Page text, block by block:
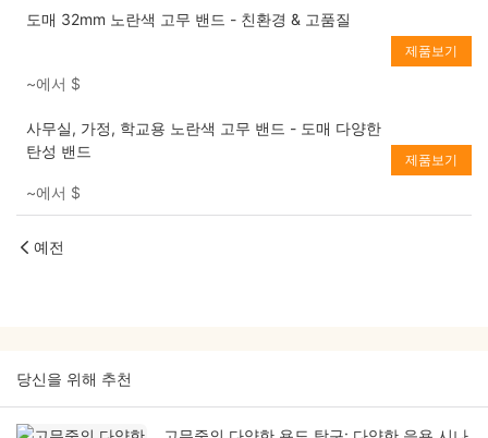
도매 32mm 노란색 고무 밴드 - 친환경 & 고품질
~에서 $
제품보기
사무실, 가정, 학교용 노란색 고무 밴드 - 도매 다양한
탄성 밴드
~에서 $
제품보기
예전
당신을 위해 추천